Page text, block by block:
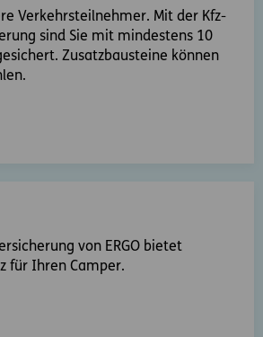
Verkehrsteilnehmer. Mit der Kfz-
sind Sie mit mindestens 10
Zusatzbausteine können
von ERGO bietet
für Ihren Camper.